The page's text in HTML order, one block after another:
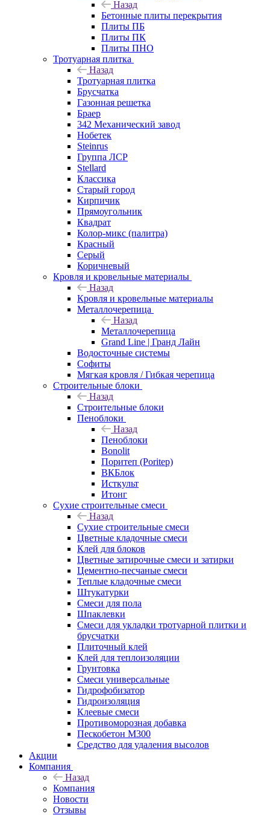
Назад
Бетонные плиты перекрытия
Плиты ПБ
Плиты ПК
Плиты ПНО
Тротуарная плитка
Назад
Тротуарная плитка
Брусчатка
Газонная решетка
Браер
342 Механический завод
Нобетек
Steinrus
Группа ЛСР
Stellard
Классика
Старый город
Кирпичик
Прямоугольник
Квадрат
Колор-микс (палитра)
Красный
Серый
Коричневый
Кровля и кровельные материалы
Назад
Кровля и кровельные материалы
Металлочерепица
Назад
Металлочерепица
Grand Line | Гранд Лайн
Водосточные системы
Софиты
Мягкая кровля / Гибкая черепица
Строительные блоки
Назад
Строительные блоки
Пеноблоки
Назад
Пеноблоки
Bonolit
Поритеп (Poritep)
ВКБлок
Исткульт
Итонг
Сухие строительные смеси
Назад
Сухие строительные смеси
Цветные кладочные смеси
Клей для блоков
Цветные затирочные смеси и затирки
Цементно-песчаные смеси
Теплые кладочные смеси
Штукатурки
Смеси для пола
Шпаклевки
Смеси для укладки тротуарной плитки и
брусчатки
Плиточный клей
Клей для теплоизоляции
Грунтовка
Смеси универсальные
Гидрофобизатор
Гидроизоляция
Клеевые смеси
Противоморозная добавка
Пескобетон М300
Средство для удаления высолов
Акции
Компания
Назад
Компания
Новости
Отзывы